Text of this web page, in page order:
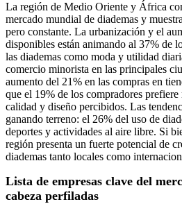
La región de Medio Oriente y África
mercado mundial de diademas y
pero constante. La urbanización y el
disponibles están animando al 37% de
las diademas como moda y utilidad
comercio minorista en las principales
aumento del 21% en las compras en
que el 19% de los compradores prefiere
calidad y diseño percibidos. Las
ganando terreno: el 26% del uso de
deportes y actividades al aire libre. Si
región presenta un fuerte potencial de
diademas tanto locales como
Lista de empresas clave del
cabeza perfiladas